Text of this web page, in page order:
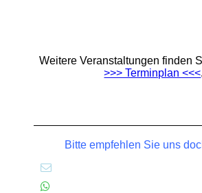
Weitere Veranstaltungen finden
>>> Terminplan <<<.
Bitte empfehlen Sie uns